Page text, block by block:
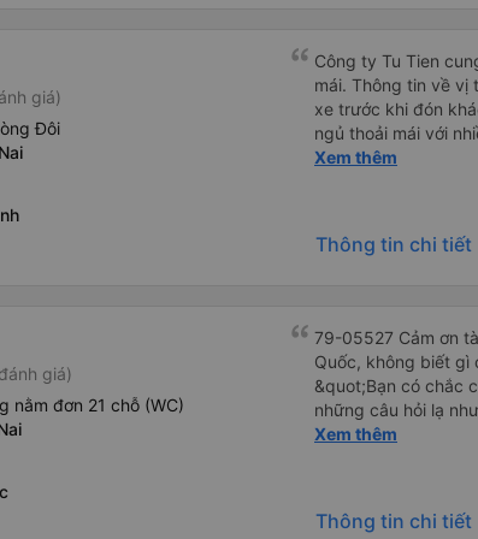
giá)
Đôi
Công ty Tu Tien
mái. Thông tin về vị
xe trước khi đón
ngủ thoải mái với
USB được đặt ở vị
Xem thêm
Thông tin chi tiết
giá)
nằm đơn 21 chỗ (WC)
79-05527 Cảm ơn
Quốc, không biết gì
&quot;Bạn có chắc
những câu hỏi lạ
sạn của chúng tôi
và thậm chí còn
buổi sáng. ngu
Xem thêm
Thông tin chi tiết